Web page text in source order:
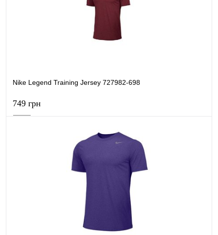
Порівняти
Nike Legend Training Jersey 727982-698
749 грн
Купити в 1 клік Порівняти
В наявності